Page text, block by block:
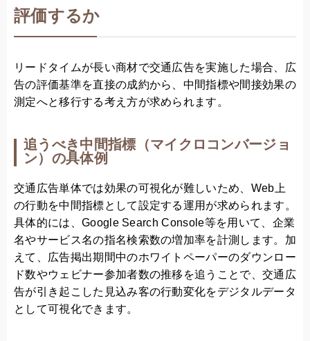
評価するか
リードタイムが長い商材で交通広告を実施した場合、広
告の評価基準を直接の成約から、中間指標や間接効果の
測定へと移行する考え方が求められます。
追うべき中間指標（マイクロコンバージョ
ン）の具体例
交通広告単体では効果の可視化が難しいため、Web上
の行動を中間指標として設定する運用が求められます。
具体的には、Google Search Console等を用いて、企業
名やサービス名の指名検索数の増加率を計測します。加
えて、広告掲出期間中のホワイトペーパーのダウンロー
ド数やウェビナー参加者数の推移を追うことで、交通広
告が引き起こした見込み客の行動変化をデジタルデータ
として可視化できます。